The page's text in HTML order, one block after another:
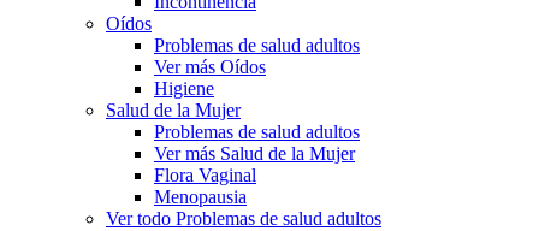
Oídos
Problemas de salud adultos
Ver más Oídos
Higiene
Salud de la Mujer
Problemas de salud adultos
Ver más Salud de la Mujer
Flora Vaginal
Menopausia
Ver todo Problemas de salud adultos